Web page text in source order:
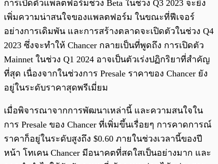
การเปิดตัวแพลตฟอร์มช่วง Beta ในช่วง Q3 2023 จะยิ่ง
เพิ่มความน่าสนใจของแพลตฟอร์ม ในขณะที่ฟีเจอร์
อย่างการเดิมพัน และการสร้างตลาดจะเปิดตัวในช่วง Q4
2023 ซึ่งจะทำให้ Chancer กลายเป็นที่พูดถึง การเปิดตัว
Mainnet ในช่วง Q1 2024 อาจเป็นตัวเร่งปฏิกริยาที่สำคัญ
ที่สุด เนื่องจากในช่วงการ Presale ราคาของ Chancer ยัง
อยู่ในระดับราคาสุดพรีเมี่ยม
เมื่อพิจารณาจากการพัฒนาเหล่านี้ และความสนใจใน
การ Presale ของ Chancer ที่เพิ่มขึ้นเรื่อยๆ การคาดการณ์
ราคาก็อยู่ในระดับสูงถึง $0.60 ภายในช่วงเวลานี้ของปี
หน้า โทเคน Chancer มีอนาคตที่สดใสเป็นอย่างมาก และ